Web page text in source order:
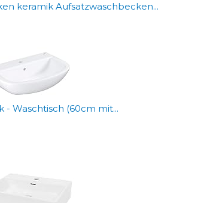
keramik Aufsatzwaschbecken...
- Waschtisch (60cm mit...